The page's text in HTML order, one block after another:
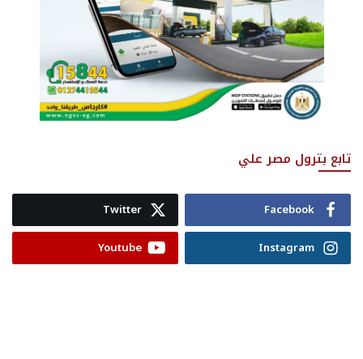
تابع بترول مصر علي
Facebook
Twitter
Instagram
Youtube